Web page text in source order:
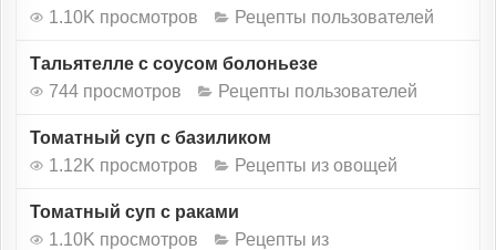
1.10K просмотров
Рецепты пользователей
Тальятелле с соусом болоньезе
744 просмотров
Рецепты пользователей
Томатный суп с базиликом
1.12K просмотров
Рецепты из овощей
Томатный суп с раками
1.10K просмотров
Рецепты из